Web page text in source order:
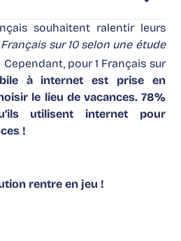
souhaitent ralentir leurs
sur 10 selon une étude
Cependant, pour 1 Français sur
à internet est
prise en
le lieu de vacances.78%
utilisent internet pour
!
rentre en jeu !